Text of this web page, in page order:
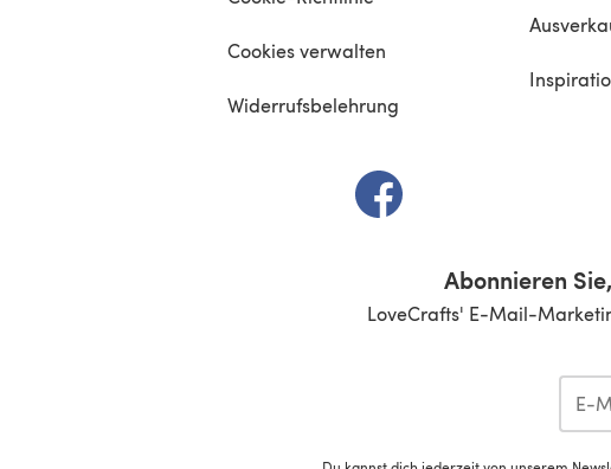
Cookies verwalten
Widerrufsbelehrung
(öffnet sich in einem
Abonnieren
LoveCrafts' E-Mail-